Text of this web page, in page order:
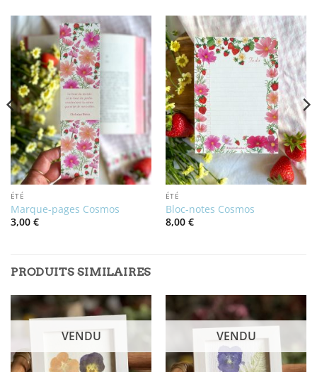
ÉTÉ
Marque-pages Cosmos
3,00 €
ÉTÉ
Bloc-notes Cosmos
8,00 €
PRODUITS SIMILAIRES
VENDU VENDU